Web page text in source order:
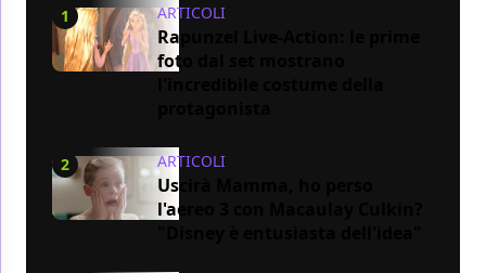
1 ARTICOLI
Rapunzel Live-Action: le prime
foto dal set mostrano
2 ARTICOLI
Uscirà Mamma, ho perso
l'aereo 3 con Macaulay Culkin?